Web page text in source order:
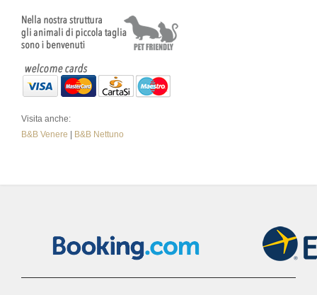
Visita anche:
B&B Venere | B&B Nettuno